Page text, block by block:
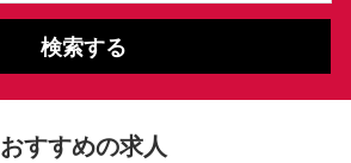
検索する
おすすめの求人